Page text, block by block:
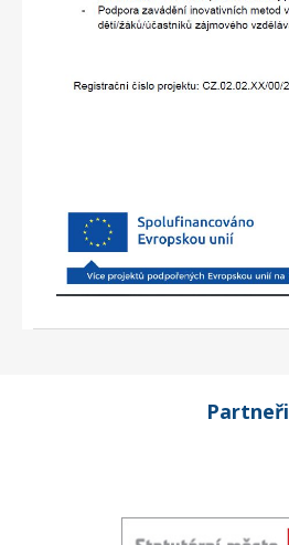
Partneři